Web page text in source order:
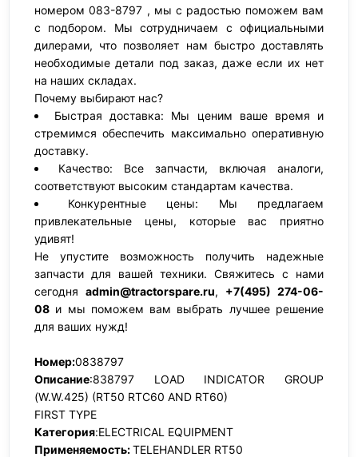
номером 083-8797 , мы с радостью поможем вам
с подбором. Мы сотрудничаем с официальными
дилерами, что позволяет нам быстро доставлять
необходимые детали под заказ, даже если их нет
на наших складах.
Почему выбирают нас?
Быстрая доставка: Мы ценим ваше время и
стремимся обеспечить максимально оперативную
доставку.
Качество: Все запчасти, включая аналоги,
соответствуют высоким стандартам качества.
Конкурентные цены: Мы предлагаем
привлекательные цены, которые вас приятно
удивят!
Не упустите возможность получить надежные
запчасти для вашей техники. Свяжитесь с нами
сегодня admin@tractorspare.ru, +7(495) 274-06-
08 и мы поможем вам выбрать лучшее решение
для ваших нужд!
Номер:0838797
Описание:838797 LOAD INDICATOR GROUP
(W.W.425) (RT50 RTC60 AND RT60)
FIRST TYPE
Категория:ELECTRICAL EQUIPMENT
Применяемость:TELEHANDLER RT50